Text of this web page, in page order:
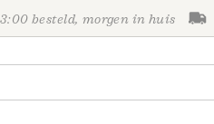
besteld, morgen in huis